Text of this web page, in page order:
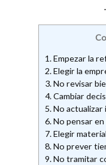
1.Empezar la
2.Elegir la
3.No revisar
4.Cambiar
5.No actualizar
6.No pensar
7.Elegir
8.No prever
9.No tramitar